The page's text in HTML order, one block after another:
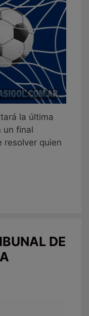
la última
un final
quien
DE